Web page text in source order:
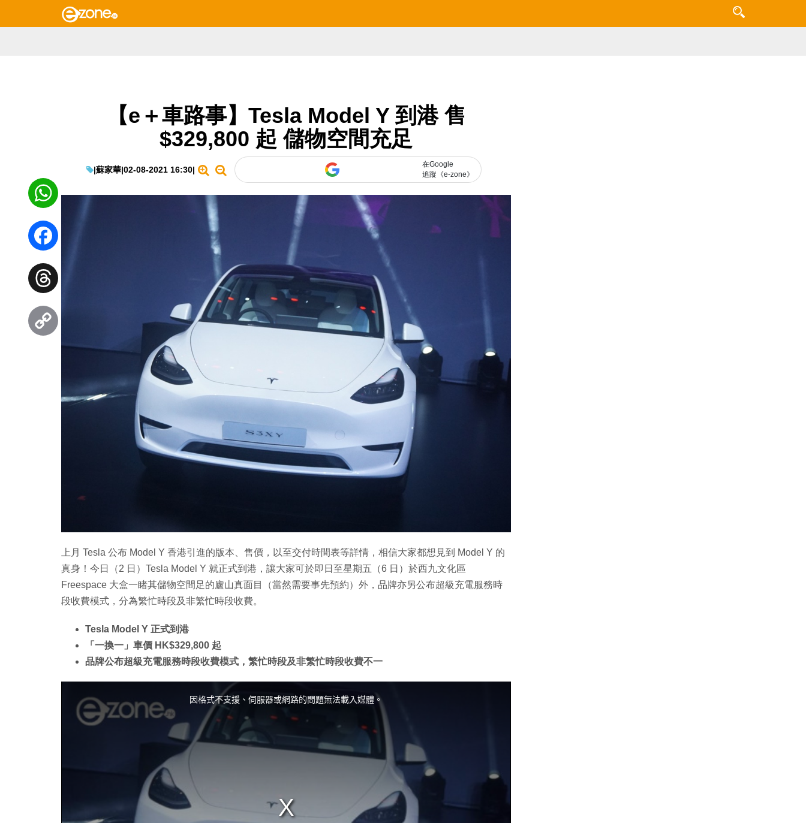
【e＋車路事】Tesla Model Y 到港 售
$329,800 起 儲物空間充足
|蘇家華|02-08-2021 16:30|
在Google
追蹤《e-zone》
上月 Tesla 公布 Model Y 香港引進的版本、售價，以至交付時間表等詳情，相信大家都想見到 Model Y 的
真身！今日（2 日）Tesla Model Y 就正式到港，讓大家可於即日至星期五（6 日）於西九文化區
Freespace 大盒一睹其儲物空間足的廬山真面目（當然需要事先預約）外，品牌亦另公布超級充電服務時
段收費模式，分為繁忙時段及非繁忙時段收費。
Tesla Model Y 正式到港
「一換一」車價 HK$329,800 起
品牌公布超級充電服務時段收費模式，繁忙時段及非繁忙時段收費不一
因格式不支援、伺服器或網路的問題無法載入媒體。
WhatsApp
Facebook
Threads